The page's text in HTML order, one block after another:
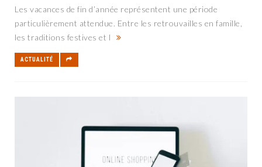
Les vacances de fin d’année représentent une période
particulièrement attendue. Entre les retrouvailles en famille,
les traditions festives et l
ACTUALITÉ